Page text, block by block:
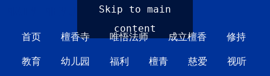
Skip to main
content
首页 檀香寺 唯悟法师 成立檀香 修持
教育 幼儿园 福利 檀青 慈爱 视听